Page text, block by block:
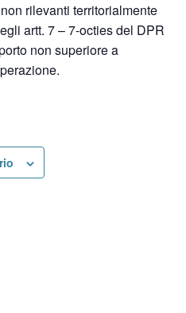
rilevanti territorialmente
artt. 7 – 7-octies del DPR
non superiore a